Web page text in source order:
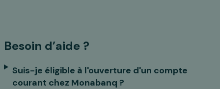
Besoin d’aide ?
Suis-je éligible à l'ouverture d'un compte
courant chez Monabanq ?